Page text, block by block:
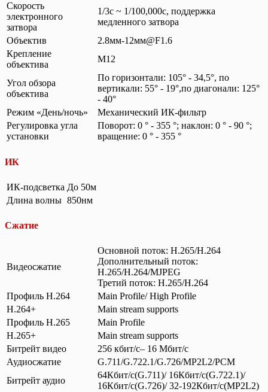
Скорость
электронного
затвора
1/3с ~ 1/100,000с, поддержка
медленного затвора
Объектив
2.8мм-12мм@F1.6
Крепление
объектива
M12
Угол обзора
объектива
По горизонтали: 105° - 34,5°, по
вертикали: 55° - 19°,по диагонали: 125°
- 40°
Режим «День/ночь»
Механический ИК-фильтр
Регулировка угла
установки
Поворот: 0 ° - 355 °; наклон: 0 ° - 90 °;
вращение: 0 ° - 355 °
ИК
ИК-подсветка До 50м
Длина волны 850нм
Сжатие
Видеосжатие
Основной поток: H.265/H.264
Дополнительный поток:
H.265/H.264/MJPEG
Третий поток: H.265/H.264
Профиль H.264
Main Profile/ High Profile
H.264+
Main stream supports
Профиль H.265
Main Profile
H.265+
Main stream supports
Битрейт видео
256 кбит/с– 16 Мбит/с
Аудиосжатие
G.711/G.722.1/G.726/MP2L2/PCM
Битрейт аудио
64Кбит/с(G.711)/ 16Кбит/с(G.722.1)/
16Кбит/с(G.726)/ 32-192Кбит/с(MP2L2)